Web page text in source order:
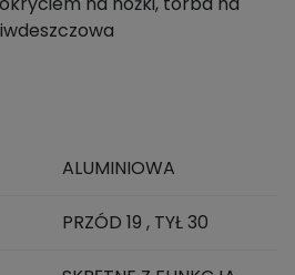
ALUMINIOWA
PRZÓD 19 , TYŁ 30